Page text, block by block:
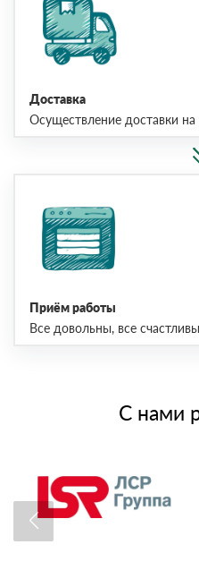
Доставка
Осуществление доставки
Приём работы
Все довольны, все счастливы
С нами